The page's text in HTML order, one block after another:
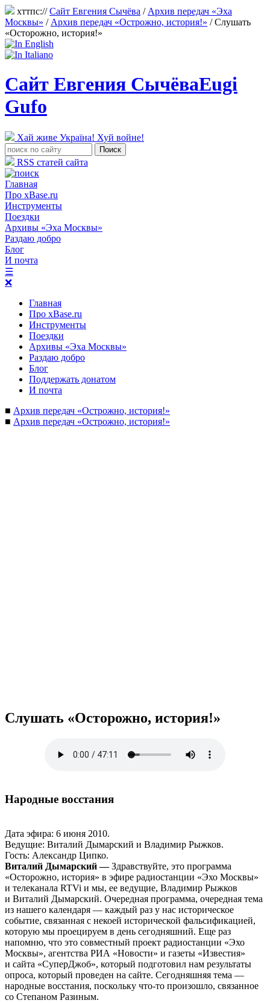
хттпс://Сайт Евгения Сычёва / Архив передач «Эха
Москвы» / Архив передач «Острожно, история!» /Слушать
«Осторожно, история!»
Сайт Евгения СычёваEugi
Gufo
Хай живе Україна! Хуй войне!
RSS статей сайта
Главная
Про xBase.ru
Инструменты
Поездки
Архивы «Эха Москвы»
Раздаю добро
Блог
И почта
☰
❌
Главная
Про xBase.ru
Инструменты
Поездки
Архивы «Эха Москвы»
Раздаю добро
Блог
Поддержать донатом
И почта
■ Архив передач «Острожно, история!»
■ Архив передач «Острожно, история!»
Слушать «Осторожно, история!»
Народные восстания
Дата эфира: 6 июня 2010.
Ведущие: Виталий Дымарский и Владимир Рыжков.
Гость: Александр Ципко.
Виталий Дымарский —Здравствуйте, это программа
«Осторожно, история» в эфире радиостанции «Эхо Москвы»
и телеканала RTVi и мы, ее ведущие, Владимир Рыжков
и Виталий Дымарский. Очередная программа, очередная тема
из нашего календаря — каждый раз у нас историческое
событие, связанная с некоей исторической фальсификацией,
которую мы проецируем в день сегодняшний. Еще раз
напомню, что это совместный проект радиостанции «Эхо
Москвы», агентства РИА «Новости» и газеты «Известия»
и сайта «СуперДжоб», который подготовил нам результаты
опроса, который проведен на сайте. Сегодняшняя тема —
народные восстания, поскольку что-то произошло, связанное
со Степаном Разиным.